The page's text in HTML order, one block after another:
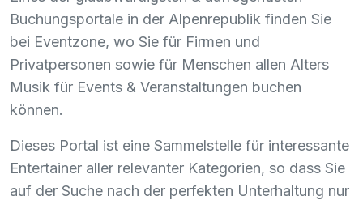
Buchungsportale in der Alpenrepublik finden Sie
bei Eventzone, wo Sie für Firmen und
Privatpersonen sowie für Menschen allen Alters
Musik für Events & Veranstaltungen buchen
können.
Dieses Portal ist eine Sammelstelle für interessante
Entertainer aller relevanter Kategorien, so dass Sie
auf der Suche nach der perfekten Unterhaltung nur